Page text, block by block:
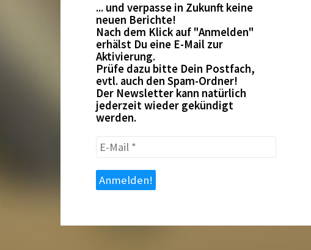
... und verpasse in Zukunft keine
neuen Berichte!
Nach dem Klick auf "Anmelden"
erhälst Du eine E-Mail zur
Aktivierung.
Prüfe dazu bitte Dein Postfach,
evtl. auch den Spam-Ordner!
Der Newsletter kann natürlich
jederzeit wieder gekündigt
werden.
E-
Mail